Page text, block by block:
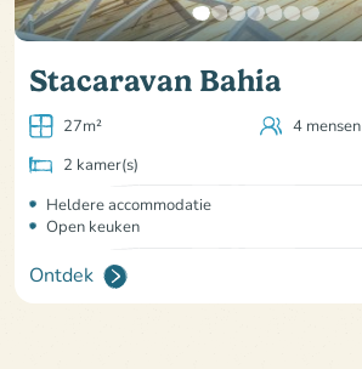
Stacaravan Bahia
27m²
4 mensen
2 kamer(s)
Heldere accommodatie
Open keuken
Ontdek